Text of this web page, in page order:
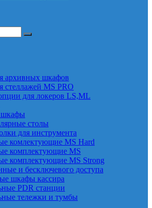
архивных шкафов
стеллажей MS PRO
для локеров LS,ML
шкафы
столы
для инструмента
комлектующие MS Hard
комплектующие MS
комплектующие MS Strong
и бесключевого доступа
шкафы кассира
PDR станции
тележки и тумбы